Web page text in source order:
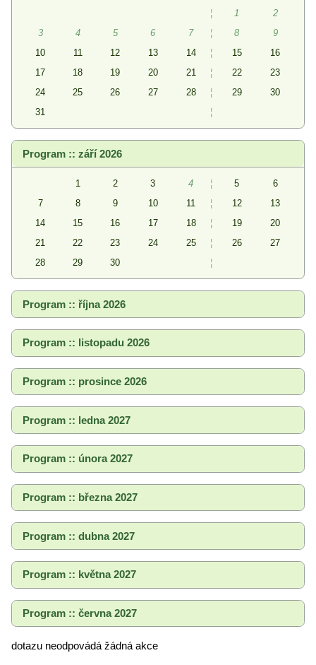
¦ 1
2
3
4 5 6 7 ¦ 8
9
10
11 12 13 14 ¦ 15
16
17
18 19 20 21 ¦ 22
23
24
25 26 27 28 ¦ 29
30
31
¦
Program :: září 2026
1 2 3 4 ¦ 5
6
7
8 9 10 11 ¦ 12
13
14
15 16 17 18 ¦ 19
20
21
22 23 24 25 ¦ 26
27
28
29 30 ¦
Program :: října 2026
Program :: listopadu 2026
Program :: prosince 2026
Program :: ledna 2027
Program :: února 2027
Program :: března 2027
Program :: dubna 2027
Program :: května 2027
Program :: června 2027
dotazu neodpovádá žádná akce